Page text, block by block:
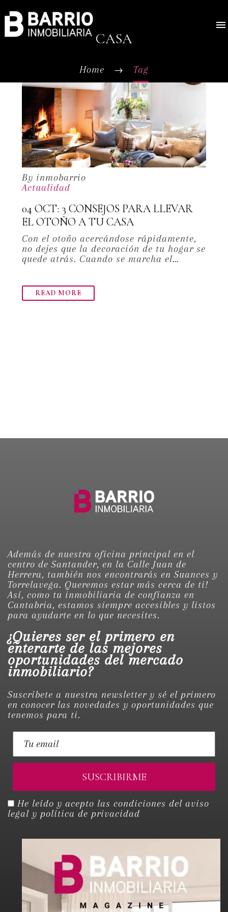
CASA
Home Tag
By inmobarrio
Actualidad
04 OCT: 3 CONSEJOS PARA LLEVAR
EL OTOÑO A TU CASA
Con el otoño acercándose rápidamente,
no dejes que la decoración de tu hogar se
quede atrás. Cuando se marcha el…
READ MORE
Además de nuestra oficina principal en el
centro de Santander, en la Calle Juan de
Herrera, también nos encontrarás en Suances y
Torrelavega. Queremos estar más cerca de ti!
Así, como tu inmobiliaria de confianza en
Cantabria, estamos siempre accesibles y listos
para ayudarte en lo que necesites.
¿Quieres ser el primero en
enterarte de las mejores
oportunidades del mercado
inmobiliario?
Suscríbete a nuestra newsletter y sé el primero
en conocer las novedades y oportunidades que
tenemos para ti.
He leído y acepto las condiciones del aviso
legal y política de privacidad